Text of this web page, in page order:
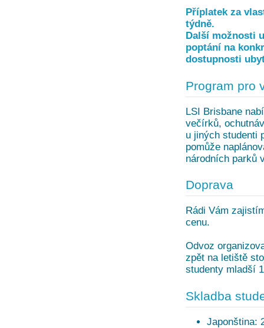
Příplatek za
týdně.
Další možnosti
poptání na
dostupnosti
Program pro
LSI Brisbane
večírků,
u jiných studenti
pomůže
národních parků
Doprava
Rádi Vám
cenu.
Odvoz
zpět na letiště
studenty mladší
Skladba
Japonština: